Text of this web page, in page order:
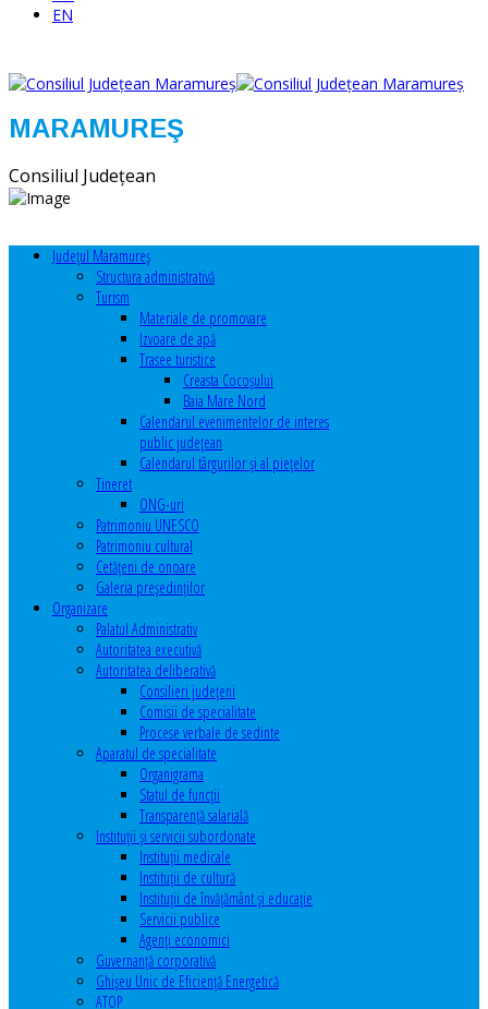
EN
MARAMUREŞ
Consiliul Judeţean
Judeţul Maramureş
Structura administrativă
Turism
Materiale de promovare
Izvoare de apă
Trasee turistice
Creasta Cocoșului
Baia Mare Nord
Calendarul evenimentelor de interes
public judeţean
Calendarul târgurilor şi al pieţelor
Tineret
ONG-uri
Patrimoniu UNESCO
Patrimoniu cultural
Cetăţeni de onoare
Galeria președinților
Organizare
Palatul Administrativ
Autoritatea executivă
Autoritatea deliberativă
Consilieri judeţeni
Comisii de specialitate
Procese verbale de sedinte
Aparatul de specialitate
Organigrama
Statul de funcții
Transparență salarială
Instituţii şi servicii subordonate
Instituţii medicale
Instituţii de cultură
Instituţii de învăţământ şi educaţie
Servicii publice
Agenţi economici
Guvernanță corporativă
Ghişeu Unic de Eficienţă Energetică
ATOP